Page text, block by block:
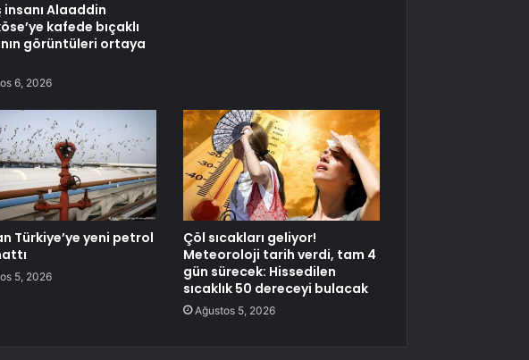
insanı Alaaddin
kafede bıçaklı
görüntüleri ortaya
6, 2026
Türkiye’ye yeni petrol
5, 2026
Çöl sıcakları geliyor!
Meteoroloji tarih verdi, tam 4
gün sürecek: Hissedilen
sıcaklık 50 dereceyi bulacak
Ağustos 5, 2026